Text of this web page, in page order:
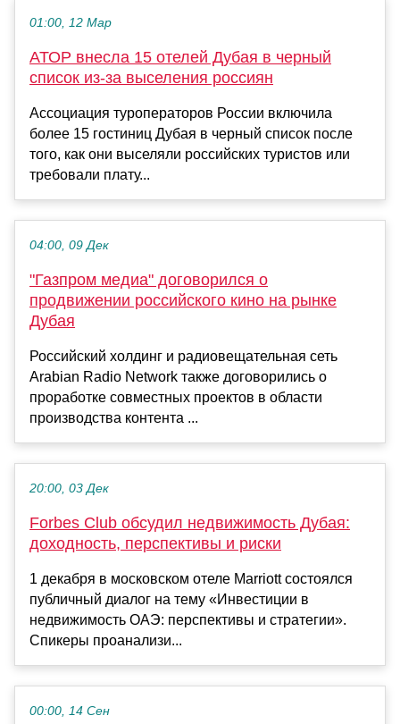
01:00, 12 Мар
АТОР внесла 15 отелей Дубая в черный
список из-за выселения россиян
Ассоциация туроператоров России включила
более 15 гостиниц Дубая в черный список после
того, как они выселяли российских туристов или
требовали плату...
04:00, 09 Дек
"Газпром медиа" договорился о
продвижении российского кино на рынке
Дубая
Российский холдинг и радиовещательная сеть
Arabian Radio Network также договорились о
проработке совместных проектов в области
производства контента ...
20:00, 03 Дек
Forbes Club обсудил недвижимость Дубая:
доходность, перспективы и риски
1 декабря в московском отеле Marriott состоялся
публичный диалог на тему «Инвестиции в
недвижимость ОАЭ: перспективы и стратегии».
Спикеры проанализи...
00:00, 14 Сен